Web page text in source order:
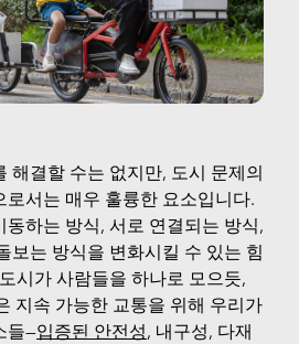
해결할 수는 없지만, 도시 문제의
로서는 매우 훌륭한 요소입니다.
동하는 방식, 서로 연결되는 방식,
보는 방식을 변화시킬 수 있는 힘
시가 사람들을 하나로 모으듯,
지속 가능한 교통을 위해 우리가
들—입증된 안전성, 내구성, 다재